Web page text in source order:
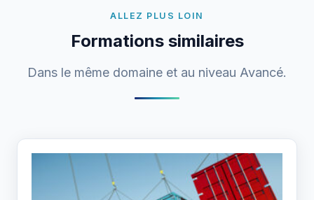
ALLEZ PLUS LOIN
Formations similaires
Dans le même domaine et au niveau Avancé.